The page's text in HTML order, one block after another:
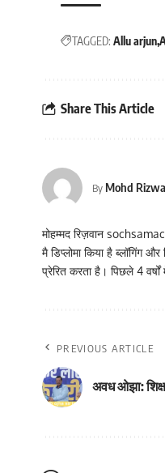
TAGGED: Allu arjun
Share This Article
By Mohd
मोहम्मद रिज़वान
मै डिप्लोमा किया है ब्लॉगिंग
प्रेरित करता है। पिछले 4
PREVIOUS ARTICLE
अवध ओझा: